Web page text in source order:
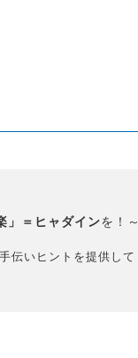
」＝ヒャダインを！～
伝いヒントを提供して